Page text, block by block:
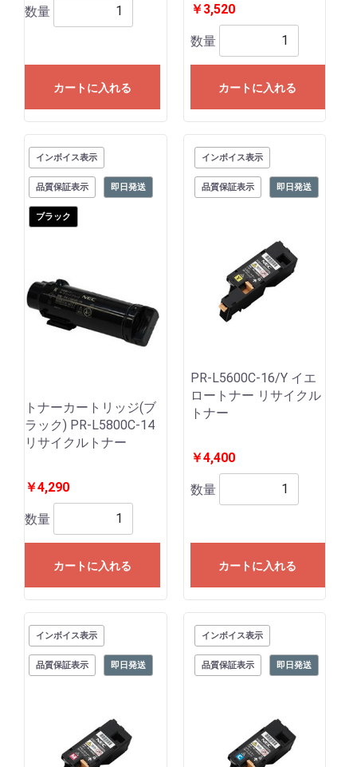
数量
カートに入れる
￥3,520
数量
カートに入れる
インボイス表示
品質保証表示 即日発送
ブラック
トナーカートリッジ(ブ
ラック) PR-L5800C-14
リサイクルトナー
￥4,290
数量
カートに入れる
インボイス表示
品質保証表示 即日発送
PR-L5600C-16/Y イエ
ロートナー リサイクル
トナー
￥4,400
数量
カートに入れる
インボイス表示
品質保証表示 即日発送
インボイス表示
品質保証表示 即日発送